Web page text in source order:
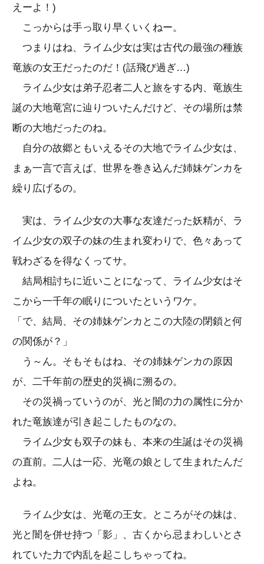
えーよ！)
こっからは手っ取り早くいくねー。
つまりはね、ライム少女は実は古代の最強の種族
竜族の女王だったのだ！(話飛び過ぎ…)
ライム少女は弟子忍者二人と旅をする内、竜族生
誕の大地竜宮に辿りついたんだけど、その場所は禁
断の大地だったのね。
自分の故郷ともいえるその大地でライム少女は、
まぁ一言で言えば、世界を巻き込んだ姉妹ゲンカを
繰り広げるの。
実は、ライム少女の大事な友達だった妖精が、ラ
イム少女の双子の妹の生まれ変わりで、色々あって
戦わざるを得なくってサ。
結局相討ちに近いことになって、ライム少女はそ
こから一千年の眠りについたというワケ。
「で、結局、その姉妹ゲンカとこの大陸の閉鎖と何
の関係が？」
う～ん。そもそもはね、その姉妹ゲンカの原因
が、二千年前の歴史的災禍に溯るの。
その災禍っていうのが、光と闇の力の属性に分か
れた竜族達が引き起こしたものなの。
ライム少女も双子の妹も、本来の生誕はその災禍
の直前。二人は一応、光竜の娘として生まれたんだ
よね。
ライム少女は、光竜の王女。ところがその妹は、
光と闇を併せ持つ「影」、古くから忌まわしいとさ
れていた力で内乱を起こしちゃってね。